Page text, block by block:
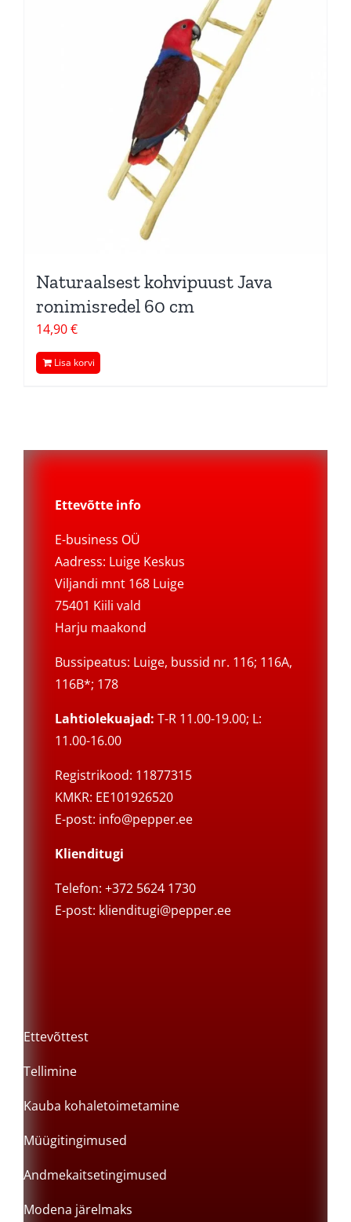
Naturaalsest kohvipuust Java
ronimisredel 60 cm
14,90€
Lisa korvi
Ettevõtte info
E-business OÜ
Aadress: Luige Keskus
Viljandi mnt 168 Luige
75401 Kiili vald
Harju maakond
Bussipeatus: Luige, bussid nr. 116; 116A,
116B*; 178
Lahtiolekuajad: T-R 11.00-19.00; L:
11.00-16.00
Registrikood: 11877315
KMKR: EE101926520
E-post: info@pepper.ee
Klienditugi
Telefon: +372 5624 1730
E-post: klienditugi@pepper.ee
Ettevõttest
Tellimine
Kauba kohaletoimetamine
Müügitingimused
Andmekaitsetingimused
Modena järelmaks